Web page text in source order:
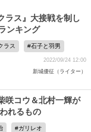
ラス』大接戦を制し
ンキング
ラス 石子と羽男
2022/09/24 12:00
新城優征（ライター）
咲コウ＆北村一輝が
れるもの
ガリレオ